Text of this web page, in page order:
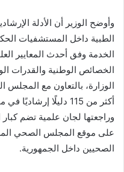
وأوضح الوزير أن الأدلة
الطبية داخل المستشفيات
الخدمة وفق أحدث المعايير
الخصائص الوطنية والقدرات
الوزارة، بالتعاون مع
أكثر من 115 دليلًا
وراجعتها لجان علمية تضم
على موقع المجلس الصحي
الصحيين داخل الجمهورية.